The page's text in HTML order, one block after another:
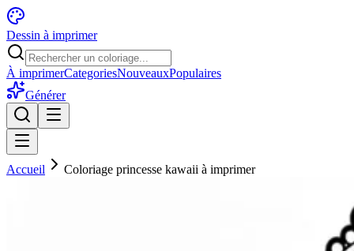
Dessin à imprimer
À imprimerCategoriesNouveauxPopulaires
Générer
Accueil Coloriage princesse kawaii à imprimer